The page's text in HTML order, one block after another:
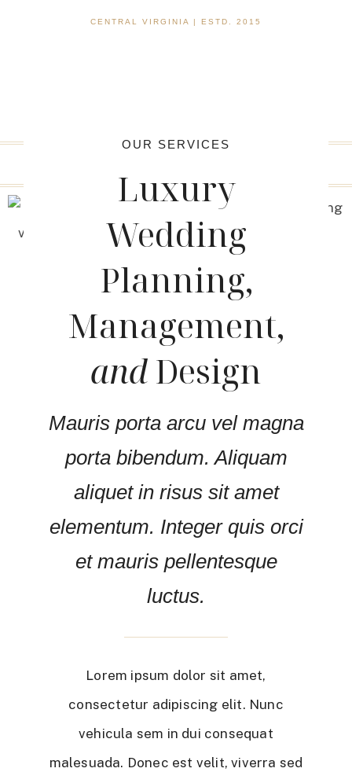
CENTRAL VIRGINIA | ESTD. 2015
OUR SERVICES
Luxury
Wedding
Planning,
Management,
andDesign
Mauris porta arcu vel magna
porta bibendum. Aliquam
aliquet in risus sit amet
elementum. Integer quis orci
et mauris pellentesque
luctus.
Lorem ipsum dolor sit amet,
consectetur adipiscing elit. Nunc
vehicula sem in dui consequat
malesuada. Donec est velit, viverra sed